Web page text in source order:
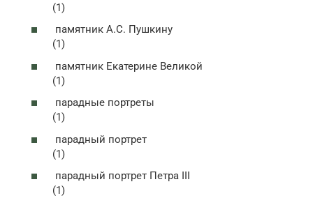
(1)
памятник А.С. Пушкину
(1)
памятник Екатерине Великой
(1)
парадные портреты
(1)
парадный портрет
(1)
парадный портрет Петра III
(1)